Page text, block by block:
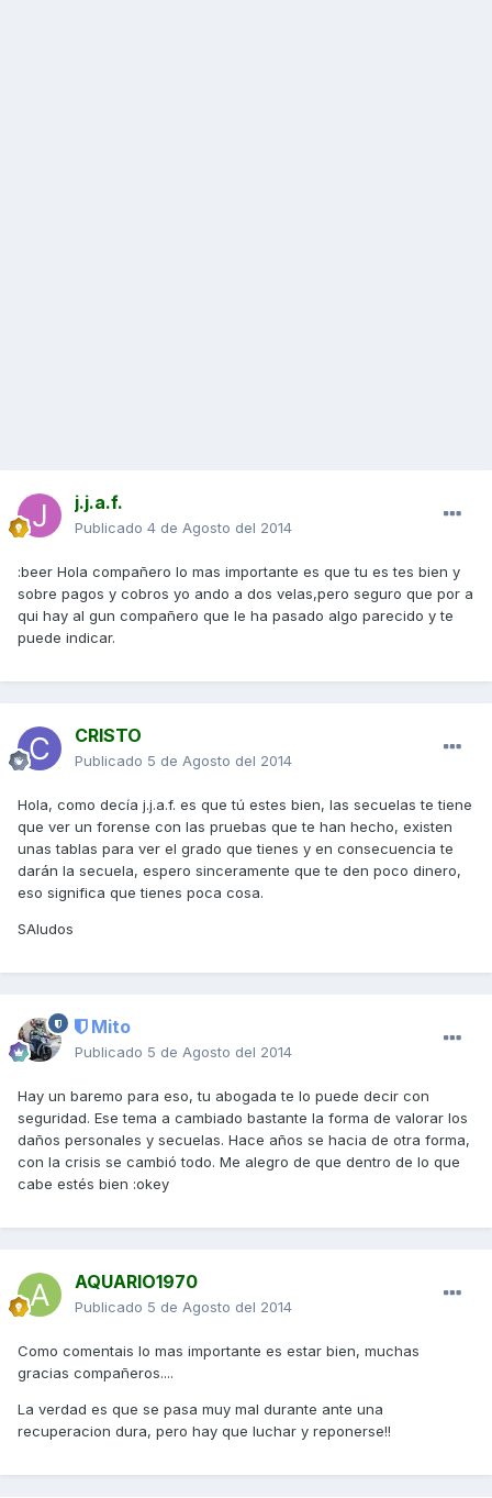
j.j.a.f.
Publicado 4 de Agosto del 2014
:beer Hola compañero lo mas importante es que tu es tes bien y
sobre pagos y cobros yo ando a dos velas,pero seguro que por a
qui hay al gun compañero que le ha pasado algo parecido y te
puede indicar.
CRISTO
Publicado 5 de Agosto del 2014
Hola, como decía j.j.a.f. es que tú estes bien, las secuelas te tiene
que ver un forense con las pruebas que te han hecho, existen
unas tablas para ver el grado que tienes y en consecuencia te
darán la secuela, espero sinceramente que te den poco dinero,
eso significa que tienes poca cosa.
SAludos
Mito
Publicado 5 de Agosto del 2014
Hay un baremo para eso, tu abogada te lo puede decir con
seguridad. Ese tema a cambiado bastante la forma de valorar los
daños personales y secuelas. Hace años se hacia de otra forma,
con la crisis se cambió todo. Me alegro de que dentro de lo que
cabe estés bien :okey
AQUARIO1970
Publicado 5 de Agosto del 2014
Como comentais lo mas importante es estar bien, muchas
gracias compañeros....
La verdad es que se pasa muy mal durante ante una
recuperacion dura, pero hay que luchar y reponerse!!